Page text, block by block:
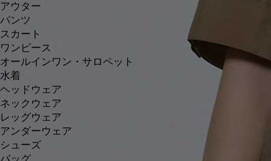
アウター
パンツ
スカート
ワンピース
オールインワン・サロペット
水着
ヘッドウェア
ネックウェア
レッグウェア
アンダーウェア
シューズ
バッグ